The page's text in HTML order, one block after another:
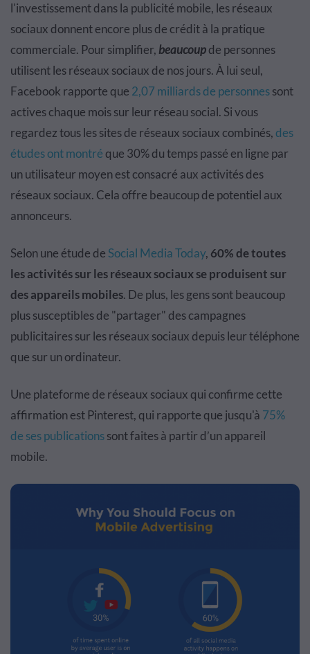
l'investissement dans la publicité mobile, les réseaux
sociaux donnent encore plus de crédit à la pratique
commerciale. Pour simplifier, beaucoupde personnes
utilisent les réseaux sociaux de nos jours. À lui seul,
Facebook rapporte que 2,07 milliards de personnessont
actives chaque mois sur leur réseau social. Si vous
regardez tous les sites de réseaux sociaux combinés,des
études ont montré que 30% du temps passé en ligne par
un utilisateur moyen est consacré aux activités des
réseaux sociaux. Cela offre beaucoup de potentiel aux
annonceurs.
Selon une étude de Social Media Today, 60% de toutes
les activités sur les réseaux sociaux se produisent sur
des appareils mobiles. De plus, les gens sont beaucoup
plus susceptibles de "partager" des campagnes
publicitaires sur les réseaux sociaux depuis leur téléphone
que sur un ordinateur.
Une plateforme de réseaux sociaux qui confirme cette
affirmation est Pinterest, qui rapporte que jusqu'à 75%
de ses publicationssont faites à partir d’un appareil
mobile.